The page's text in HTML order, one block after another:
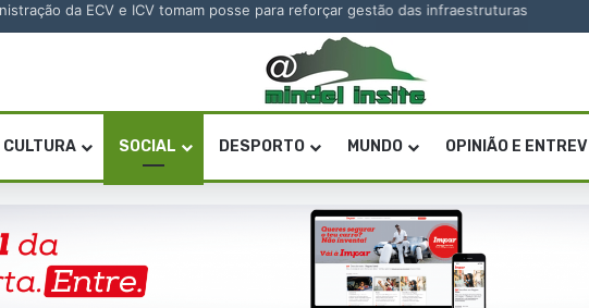
da ECV e ICV tomam posse para reforçar gestão das infraestruturas
CULTURA SOCIAL DESPORTO MUNDO OPINIÃO E